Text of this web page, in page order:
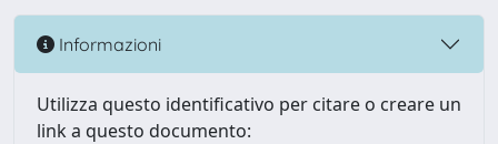
Informazioni
Utilizza questo identificativo per citare o creare un
link a questo documento: